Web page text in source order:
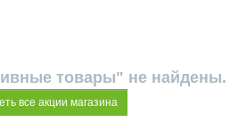
товары" не найдены.
все акции магазина